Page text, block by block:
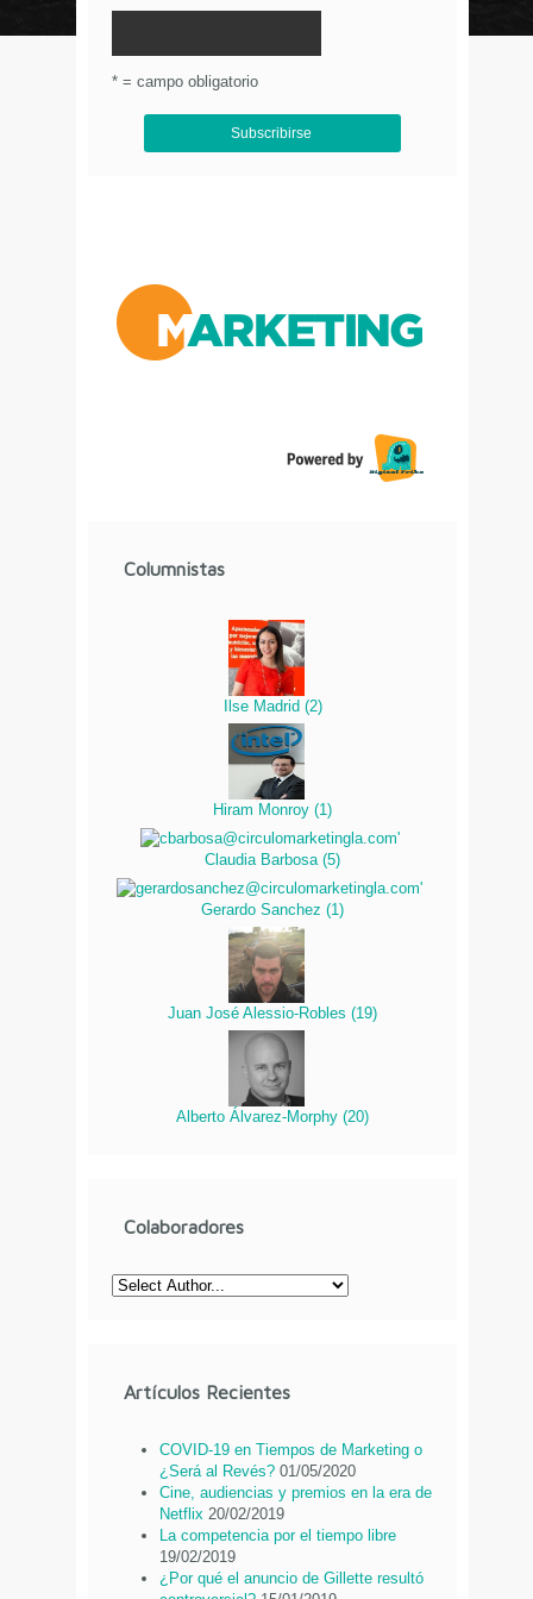
* = campo obligatorio
Columnistas
Ilse Madrid (2)
Hiram Monroy (1 )
Claudia Barbosa (5)
Gerardo Sanchez (1 )
Juan José Alessio-Robles (19)
Alberto Álvarez-Morphy (20)
Colaboradores
Artículos Recientes
COVID-19 en Tiempos de Marketing o
¿Será al Revés? 01/05/2020
Cine, audiencias y premios en la era de
Netflix 20/02/2019
La competencia por el tiempo libre
19/02/2019
¿Por qué el anuncio de Gillette resultó
© Circulo Marketing 2016. Todos los derechos
reservados.
Aviso de Privacidad